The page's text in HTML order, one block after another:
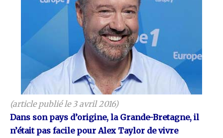
(article publié le 3 avril 2016)
Dans son pays d’origine, la Grande-Bretagne, il
n’était pas facile pour Alex Taylor de vivre